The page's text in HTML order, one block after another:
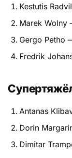
Kestutis
Marek
Gergo Petho
Fredrik
Antanas
Dorin
Dimitar